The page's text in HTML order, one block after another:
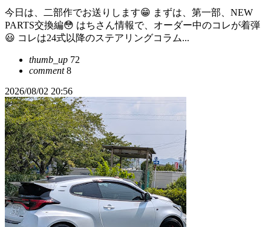
今日は、二部作でお送りします😁 まずは、第一部、NEW
PARTS交換編😳 はちさん情報で、オーダー中のコレが着弾
😃 コレは24式以降のステアリングコラム...
thumb_up 72
comment8
2026/08/02 20:56